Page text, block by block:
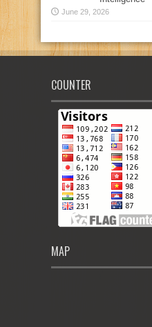
June 29, 2026
COUNTER
MAP